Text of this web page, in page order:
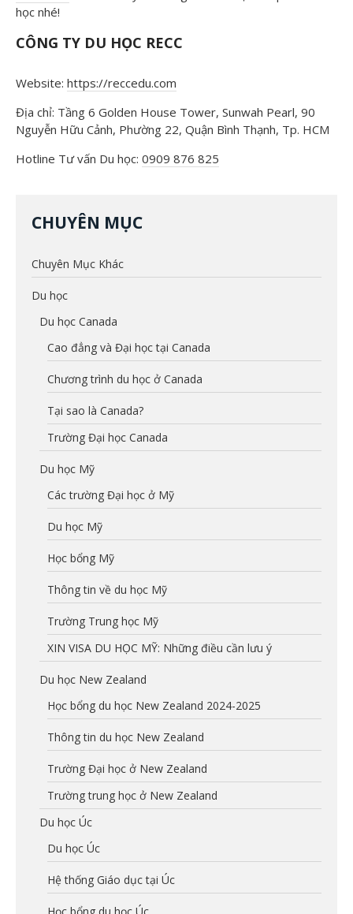
học nhé!
CÔNG TY DU HỌC RECC
Website: https://reccedu.com
Địa chỉ: Tầng 6 Golden House Tower, Sunwah Pearl, 90
Nguyễn Hữu Cảnh, Phường 22, Quận Bình Thạnh, Tp. HCM
Hotline Tư vấn Du học: 0909 876 825
CHUYÊN MỤC
Chuyên Mục Khác
Du học
Du học Canada
Cao đẳng và Đại học tại Canada
Chương trình du học ở Canada
Tại sao là Canada?
Trường Đại học Canada
Du học Mỹ
Các trường Đại học ở Mỹ
Du học Mỹ
Học bổng Mỹ
Thông tin về du học Mỹ
Trường Trung học Mỹ
XIN VISA DU HỌC MỸ: Những điều cần lưu ý
Du học New Zealand
Học bổng du học New Zealand 2024-2025
Thông tin du học New Zealand
Trường Đại học ở New Zealand
Trường trung học ở New Zealand
Du học Úc
Du học Úc
Hệ thống Giáo dục tại Úc